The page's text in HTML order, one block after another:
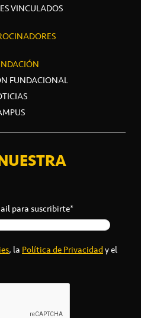
VINCULADOS
FUNDACIONAL
para suscribirte*
, laPolítica de Privacidady el